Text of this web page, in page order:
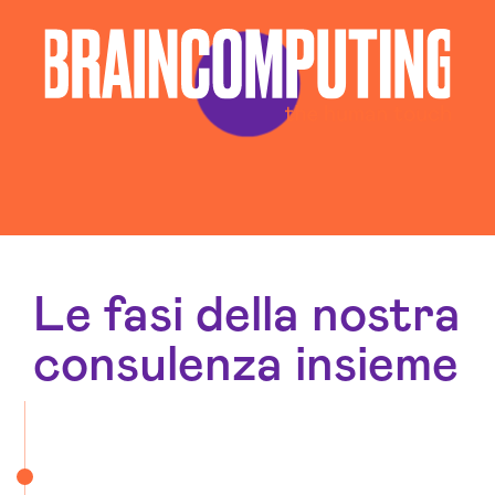
Social Media Advertising Modena
Web Agency Modena
Le fasi della nostra
consulenza insieme